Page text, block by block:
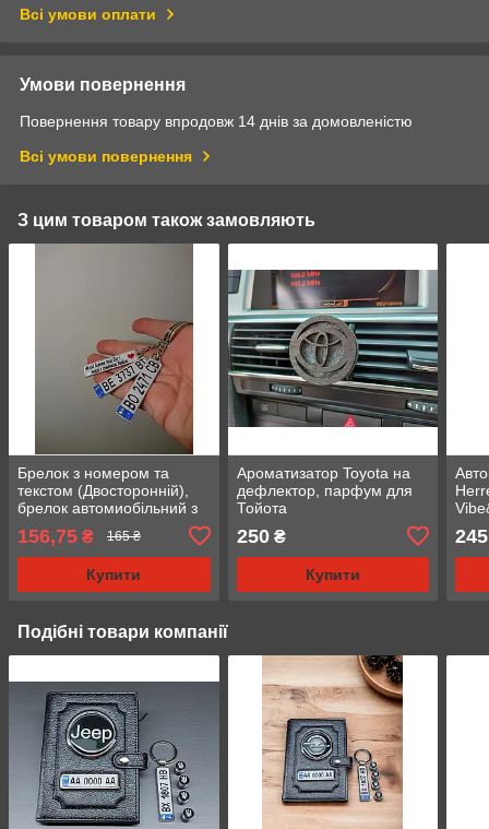
Всі умови оплати
Умови повернення
Повернення товару впродовж 14 днів за домовленістю
Всі умови повернення
З цим товаром також замовляють
Брелок з номером та
текстом (Двосторонній),
брелок автомиобільний з
156,75 ₴ 165 ₴
Купити
Ароматизатор Toyota на
дефлектор, парфум для
Тойота
250₴
Купити
245
Подібні товари компанії